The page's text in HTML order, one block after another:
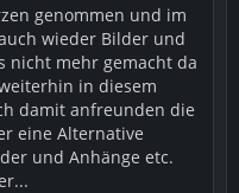
genommen und im
wieder Bilder und
nicht mehr gemacht da
in diesem
damit anfreunden die
eine Alternative
und Anhänge etc.